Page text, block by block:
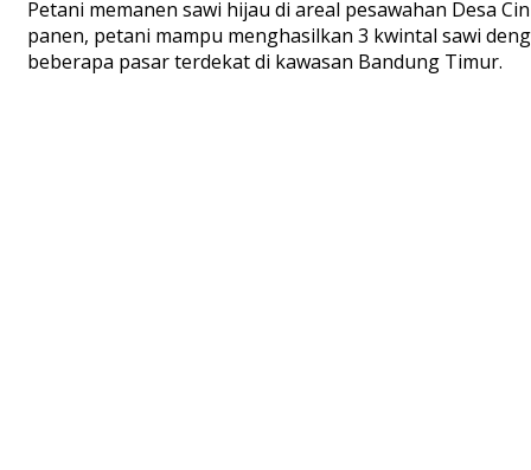
Petani memanen sawi hijau di areal pesawahan Desa
panen, petani mampu menghasilkan 3 kwintal sawi
beberapa pasar terdekat di kawasan Bandung Timur.